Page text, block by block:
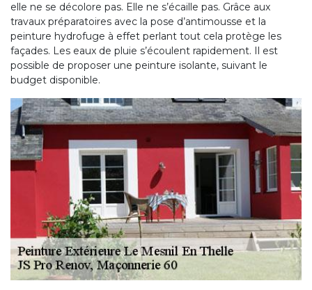
elle ne se décolore pas. Elle ne s’écaille pas. Grâce aux
travaux préparatoires avec la pose d’antimousse et la
peinture hydrofuge à effet perlant tout cela protège les
façades. Les eaux de pluie s’écoulent rapidement. Il est
possible de proposer une peinture isolante, suivant le
budget disponible.